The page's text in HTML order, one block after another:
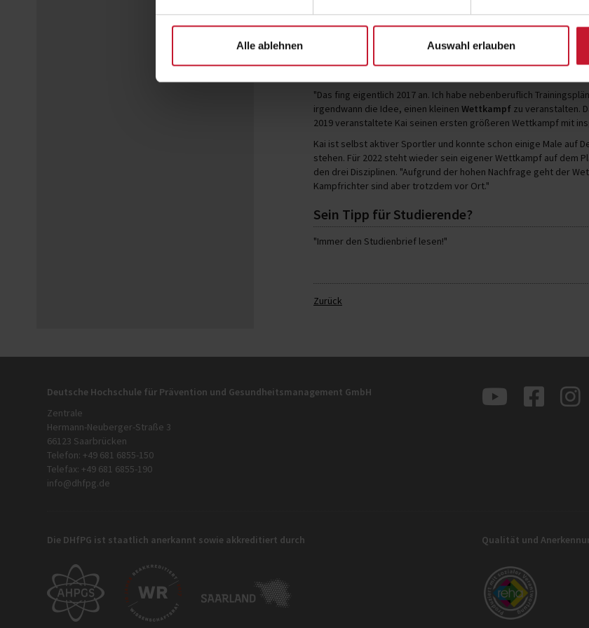
Alle ablehnen Auswahl erlauben
weil ich mir die Zeit so einteilen konnte, wie es gerade gepasst
dementsprechend mehr zu tun." Nach und nach übernahm er
2019 erster Big Bull Fight
"Das fing eigentlich 2017 an. Ich habe nebenberuflich
irgendwann die Idee, einen kleinen Wettkampf zu veranstalten.
2019 veranstaltete Kai seinen ersten größeren Wettkampf mit
Kai ist selbst aktiver Sportler und konnte schon einige Male auf
stehen. Für 2022 steht wieder sein eigener Wettkampf auf dem
den drei Disziplinen. "Aufgrund der hohen Nachfrage geht der
Kampfrichter sind aber trotzdem vor Ort."
Sein Tipp für Studierende?
"Immer den Studienbrief lesen!"
Zurück
Deutsche Hochschule für Prävention und Gesundheitsmanagement GmbH
Zentrale
Hermann-Neuberger-Straße 3
66123 Saarbrücken
Telefon: +49 681 6855-150
Telefax: +49 681 6855-190
info@dhfpg.de
Die DHfPG ist staatlich anerkannt sowie akkreditiert durch Qualität und